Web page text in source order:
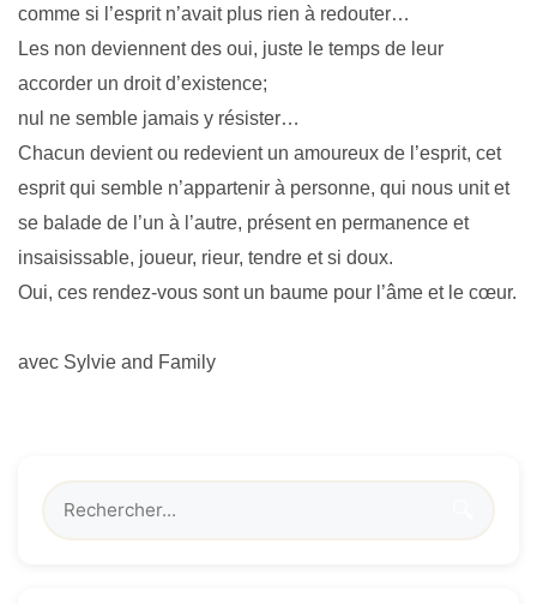
comme si l’esprit n’avait plus rien à redouter…
Les non deviennent des oui, juste le temps de leur
accorder un droit d’existence;
nul ne semble jamais y résister…
Chacun devient ou redevient un amoureux de l’esprit, cet
esprit qui semble n’appartenir à personne, qui nous unit et
se balade de l’un à l’autre, présent en permanence et
insaisissable, joueur, rieur, tendre et si doux.
Oui, ces rendez-vous sont un baume pour l’âme et le cœur.
avec Sylvie and Family